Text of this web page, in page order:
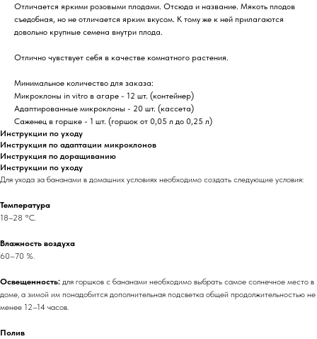
Отличается яркими розовыми плодами. Отсюда и название. Мякоть плодов
съедобная, но не отличается ярким вкусом. К тому же к ней прилагаются
довольно крупные семена внутри плода.
Отлично чувствует себя в качестве комнатного растения.
Минимальное количество для заказа:
Микроклоны in vitro в агаре - 12 шт. (контейнер)
Адаптированные микроклоны - 20 шт. (кассета)
Саженец в горшке - 1 шт. (горшок от 0,05 л до 0,25 л)
Инструкции по уходу
Инструкция по адаптации микроклонов
Инструкция по доращиванию
Инструкции по уходу
Для ухода за бананами в домашних условиях необходимо создать следующие условия:
Температура
18–28 °С.
Влажность воздуха
60–70 %.
Освещенность: для горшков с бананами необходимо выбрать самое солнечное место в
доме, а зимой им понадобится дополнительная подсветка общей продолжительностью не
менее 12–14 часов.
Полив